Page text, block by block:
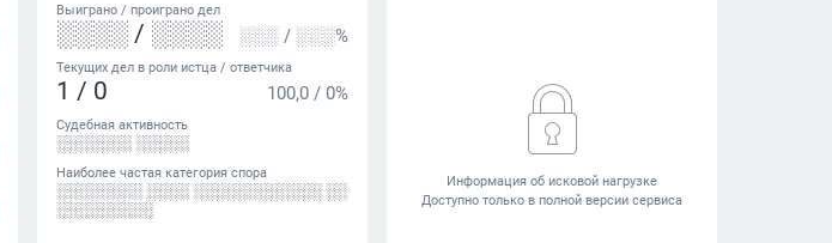
Выиграно / проиграно дел
░░░░ / ░░░░ ░░░ / ░░░%
Текущих дел в роли истца / ответчика
1 / 0 100,0 / 0%
Судебная активность
░░░░░░░ ░░░░░
Наиболее частая категория спора
░░░░░░░░ ░░░░ ░░░░░░░░░░░░ ░░
░░░░░░░░░